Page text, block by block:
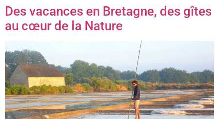
Des vacances en Bretagne, des gîtes
au cœur de la Nature